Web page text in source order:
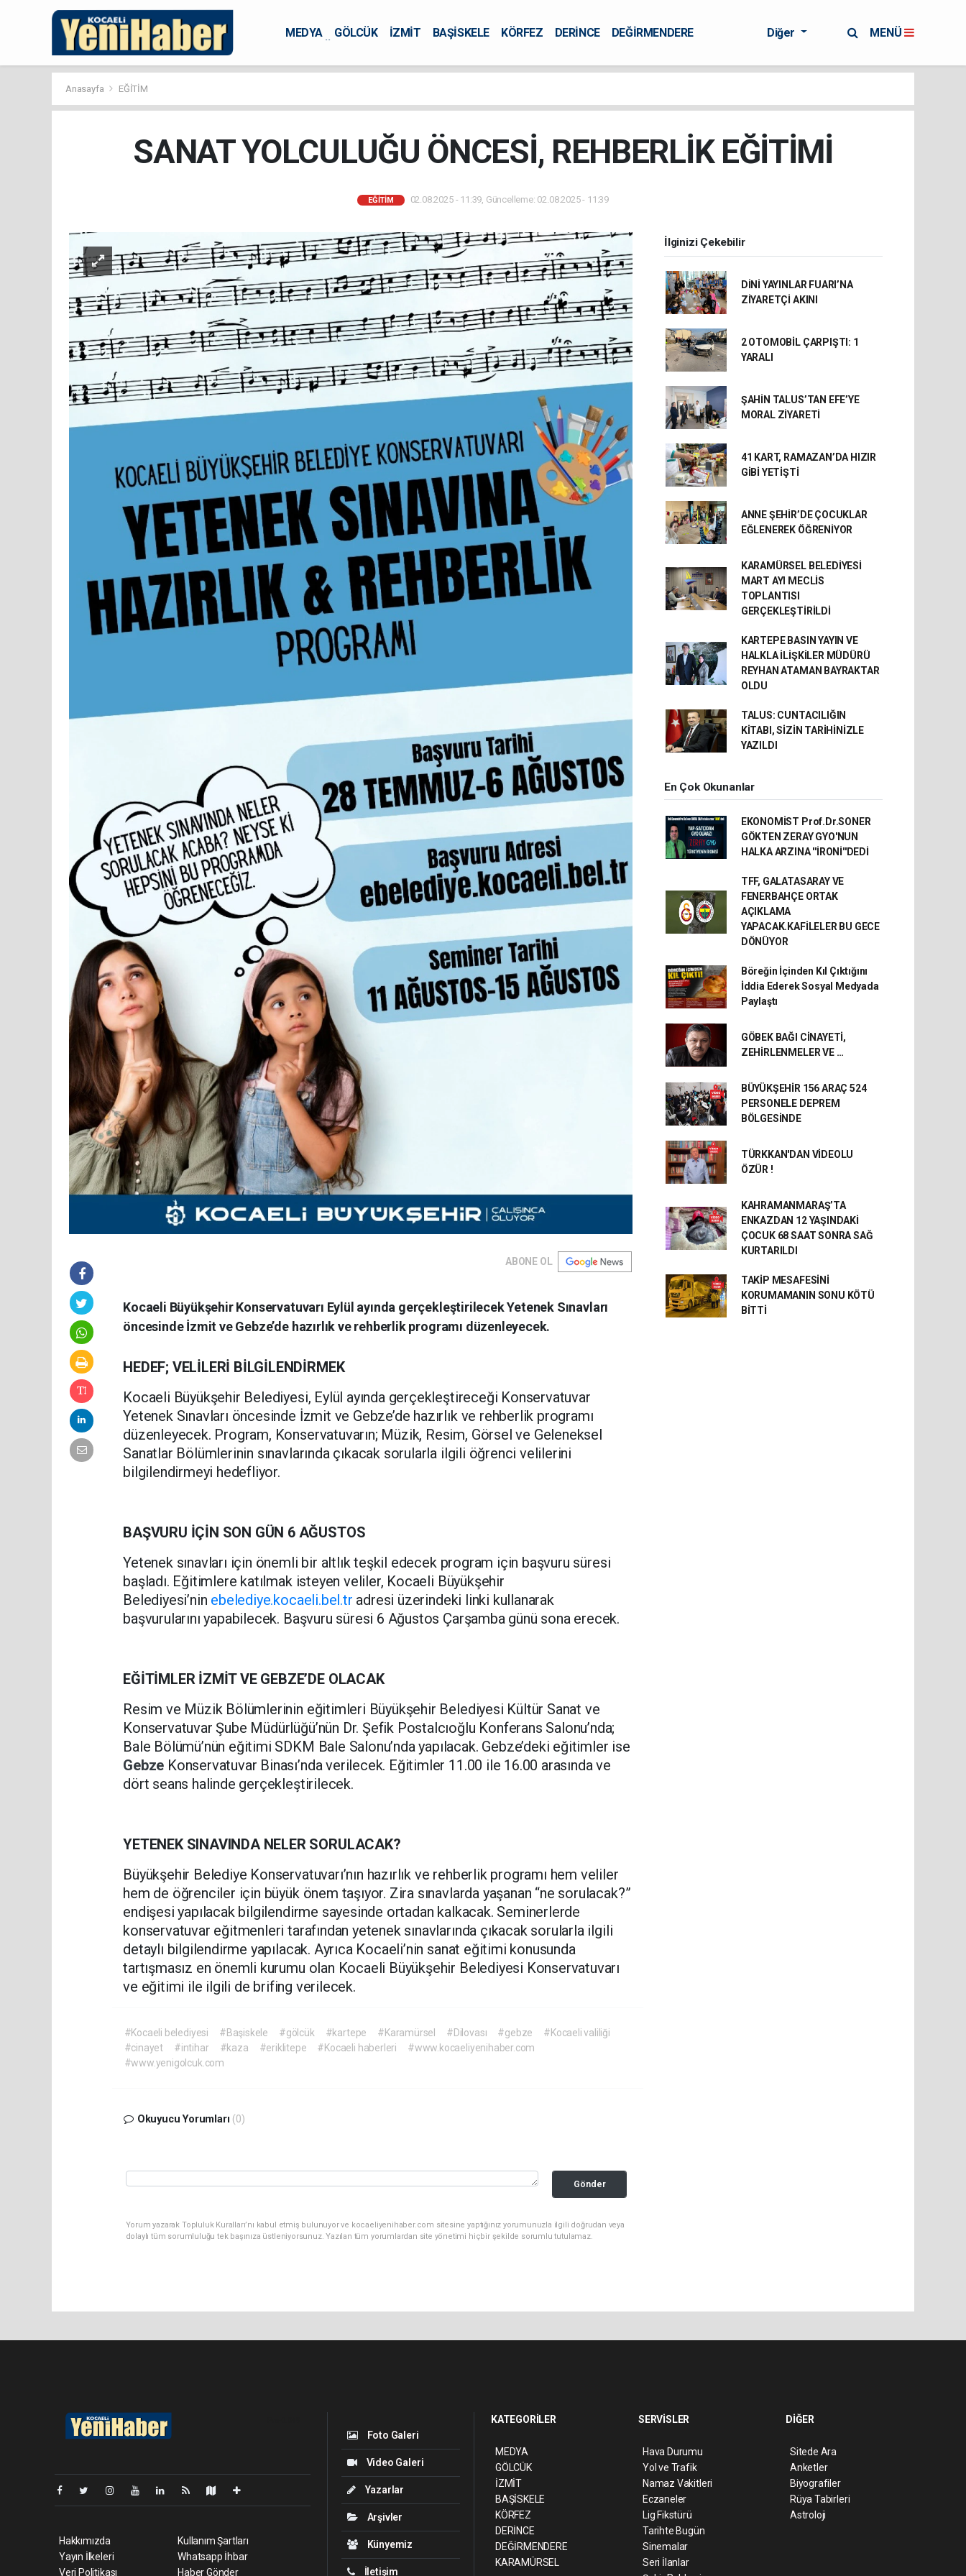
MEDYA GÖLCÜK İZMİT BAŞİSKELE KÖRFEZ DERİNCE
DEĞİRMENDERE
Diğer MENÜ
Anasayfa EĞİTİM
SANAT YOLCULUĞU ÖNCESİ, REHBERLİK EĞİTİMİ
EĞİTİM 02.08.2025 - 11:39, Güncelleme: 02.08.2025 - 11:39
ABONE OL
Kocaeli Büyükşehir Konservatuvarı Eylül ayında gerçekleştirilecek Yetenek Sınavları
öncesinde İzmit ve Gebze’de hazırlık ve rehberlik programı düzenleyecek.
HEDEF; VELİLERİ BİLGİLENDİRMEK
Kocaeli Büyükşehir Belediyesi, Eylül ayında gerçekleştireceği Konservatuvar
Yetenek Sınavları öncesinde İzmit ve Gebze’de hazırlık ve rehberlik programı
düzenleyecek. Program, Konservatuvarın; Müzik, Resim, Görsel ve Geleneksel
Sanatlar Bölümlerinin sınavlarında çıkacak sorularla ilgili öğrenci velilerini
bilgilendirmeyi hedefliyor.
BAŞVURU İÇİN SON GÜN 6 AĞUSTOS
Yetenek sınavları için önemli bir altlık teşkil edecek program için başvuru süresi
başladı. Eğitimlere katılmak isteyen veliler, Kocaeli Büyükşehir
Belediyesi’nin ebelediye.kocaeli.bel.tr adresi üzerindeki linki kullanarak
başvurularını yapabilecek. Başvuru süresi 6 Ağustos Çarşamba günü sona erecek.
EĞİTİMLER İZMİT VE GEBZE’DE OLACAK
Resim ve Müzik Bölümlerinin eğitimleri Büyükşehir Belediyesi Kültür Sanat ve
Konservatuvar Şube Müdürlüğü’nün Dr. Şefik Postalcıoğlu Konferans Salonu’nda;
Bale Bölümü’nün eğitimi SDKM Bale Salonu’nda yapılacak. Gebze’deki eğitimler ise
Gebze Konservatuvar Binası’nda verilecek. Eğitimler 11.00 ile 16.00 arasında ve
dört seans halinde gerçekleştirilecek.
YETENEK SINAVINDA NELER SORULACAK?
Büyükşehir Belediye Konservatuvarı’nın hazırlık ve rehberlik programı hem veliler
hem de öğrenciler için büyük önem taşıyor. Zira sınavlarda yaşanan “ne sorulacak?”
endişesi yapılacak bilgilendirme sayesinde ortadan kalkacak. Seminerlerde
konservatuvar eğitmenleri tarafından yetenek sınavlarında çıkacak sorularla ilgili
detaylı bilgilendirme yapılacak. Ayrıca Kocaeli’nin sanat eğitimi konusunda
tartışmasız en önemli kurumu olan Kocaeli Büyükşehir Belediyesi Konservatuvarı
ve eğitimi ile ilgili de brifing verilecek.
#Kocaeli belediyesi #Başiskele #gölcük #kartepe #Karamürsel #Dilovası #gebze
#Kocaeli valiliği
#cinayet
#intihar #kaza #eriklitepe #Kocaeli haberleri
#www.kocaeliyenihaber.com
#www.yenigolcuk.com
Okuyucu Yorumları (0)
Gönder
Yorum yazarak Topluluk Kuralları’nı kabul etmiş bulunuyor ve kocaeliyenihaber.com sitesine yaptığınız yorumunuzla ilgili doğrudan veya
dolaylı tüm sorumluluğu tek başınıza üstleniyorsunuz. Yazılan tüm yorumlardan site yönetimi hiçbir şekilde sorumlu tutulamaz.
İlginizi Çekebilir
DİNİ YAYINLAR FUARI’NA
ZİYARETÇİ AKINI
2 OTOMOBİL ÇARPIŞTI: 1
YARALI
ŞAHİN TALUS’TAN EFE’YE
MORAL ZİYARETİ
41 KART, RAMAZAN’DA HIZIR
GİBİ YETİŞTİ
ANNE ŞEHİR’DE ÇOCUKLAR
EĞLENEREK ÖĞRENİYOR
KARAMÜRSEL BELEDİYESİ
MART AYI MECLİS
TOPLANTISI
GERÇEKLEŞTİRİLDİ
KARTEPE BASIN YAYIN VE
HALKLA İLİŞKİLER MÜDÜRÜ
REYHAN ATAMAN BAYRAKTAR
OLDU
TALUS: CUNTACILIĞIN
KİTABI, SİZİN TARİHİNİZLE
YAZILDI
En Çok Okunanlar
EKONOMİST Prof.Dr.SONER
GÖKTEN ZERAY GYO'NUN
HALKA ARZINA ''İRONİ''DEDİ
TFF, GALATASARAY VE
FENERBAHÇE ORTAK
AÇIKLAMA
YAPACAK.KAFİLELER BU GECE
DÖNÜYOR
Böreğin İçinden Kıl Çıktığını
İddia Ederek Sosyal Medyada
Paylaştı
GÖBEK BAĞI CİNAYETİ,
ZEHİRLENMELER VE …
BÜYÜKŞEHİR 156 ARAÇ 524
PERSONELE DEPREM
BÖLGESİNDE
TÜRKKAN'DAN VİDEOLU
ÖZÜR !
KAHRAMANMARAŞ’TA
ENKAZDAN 12 YAŞINDAKİ
ÇOCUK 68 SAAT SONRA SAĞ
KURTARILDI
TAKİP MESAFESİNİ
KORUMAMANIN SONU KÖTÜ
BİTTİ
Hakkımızda
Yayın İlkeleri
Veri Politikası
Kullanım Şartları
Whatsapp İhbar
Haber Gönder
Foto Galeri
Video Galeri
Yazarlar
Arşivler
Künyemiz
İletişim
KATEGORİLER
MEDYA
GÖLCÜK
İZMİT
BAŞİSKELE
KÖRFEZ
DERİNCE
DEĞİRMENDERE
KARAMÜRSEL
SERVİSLER
Hava Durumu
Yol ve Trafik
Namaz Vakitleri
Eczaneler
Lig Fikstürü
Tarihte Bugün
Sinemalar
Seri İlanlar
DİĞER
Sitede Ara
Anketler
Biyografiler
Rüya Tabirleri
Astroloji